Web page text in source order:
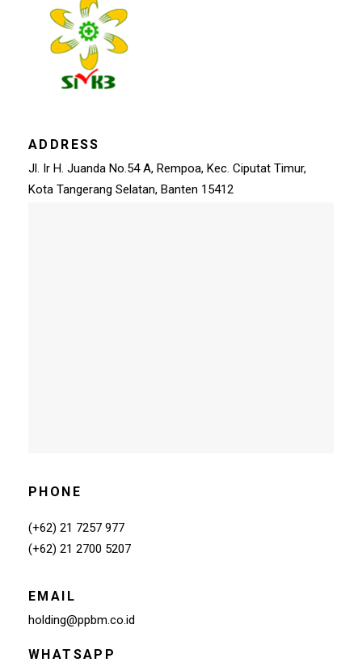
ADDRESS
Jl. Ir H. Juanda No.54 A, Rempoa, Kec. Ciputat Timur,
Kota Tangerang Selatan, Banten 15412
PHONE
(+62) 21 7257 977
(+62) 21 2700 5207
EMAIL
holding@ppbm.co.id
WHATSAPP